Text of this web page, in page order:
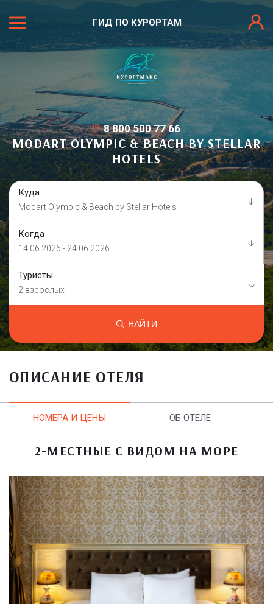
ГИД ПО КУРОРТАМ
8 800 500 77 66
MODART OLYMPIC & BEACH BY STELLAR
HOTELS
Куда
Modart Olympic & Beach by Stellar Hotels
Когда
14.06.2026 - 24.06.2026
Туристы
2 взрослых
НАЙТИ
ОПИСАНИЕ ОТЕЛЯ
НОМЕРА И ЦЕНЫ ОБ ОТЕЛЕ
2-МЕСТНЫЕ С ВИДОМ НА МОРЕ